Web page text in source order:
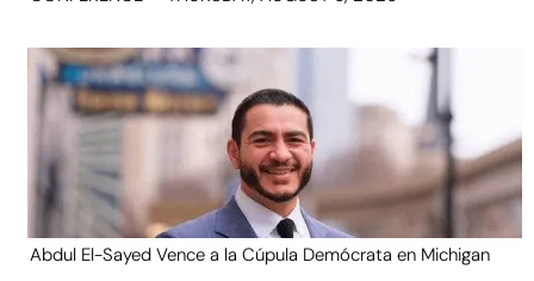
Abdul El-Sayed Vence a la Cúpula Demócrata en Michigan